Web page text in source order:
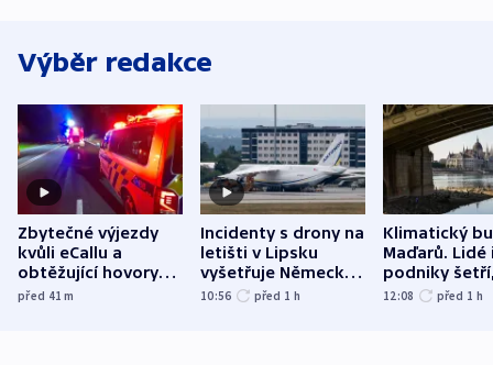
Výběr redakce
Zbytečné výjezdy
kvůli eCallu a
obtěžující hovory
zdržují záchranáře
před 41m
Incidenty s drony na
letišti v Lipsku
vyšetřuje Německo
jako úmyslný pokus
10:56 před 1 h
Klimatický
Maďarů. Lidé
podniky
omezuje se
12:08 před 1 h